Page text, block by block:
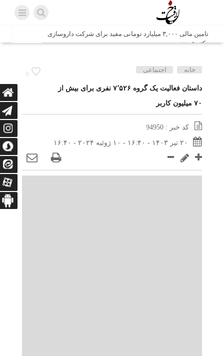
تامین مالی ۳,۰۰۰ میلیارد تومانی مفید برای شرکت داروسازی
دکتر عبیدی
شش وزیر کابینه پاکستان با حضور در سفارت ایران در اسلام
اتابک: ظرفیت های جدید همکاری‌های تجاری ایران و پاکستان با
محوریت بخش خصوصی فعال می‌شود
در مسیر جا‌مانده‌ها، دل‌ها به کربلا رسیده است
وزیر صمت خواستار پیگیری کانتینرهای ایرانی در بندر کراچی
شد / تجارت ۱۰ میلیارد دلاری ایران و پاکستان
0
خانه اجتماعی
داستان فعالیت یک گروه ۷٬۵۲۶ نفری برای بیش از
۷۰ میلیون کاربر
کد خبر : 94950
۲۰ تیر ۱۴۰۳ - ۱۶:۴۰ - ۱۰ ژوئیه ۲۰۲۴ - ۱۶:۴۰